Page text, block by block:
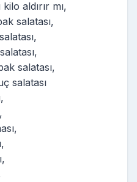
aldırır mı,
salatası,
salatası,
salatası